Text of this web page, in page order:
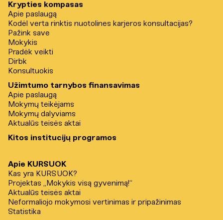
Krypties kompasas
Apie paslaugą
Kodėl verta rinktis nuotolines karjeros konsultacijas?
Pažink save
Mokykis
Pradėk veikti
Dirbk
Konsultuokis
Užimtumo tarnybos finansavimas
Apie paslaugą
Mokymų teikėjams
Mokymų dalyviams
Aktualūs teisės aktai
Kitos institucijų programos
Apie KURSUOK
Kas yra KURSUOK?
Projektas „Mokykis visą gyvenimą!“
Aktualūs teisės aktai
Neformaliojo mokymosi vertinimas ir pripažinimas
Statistika